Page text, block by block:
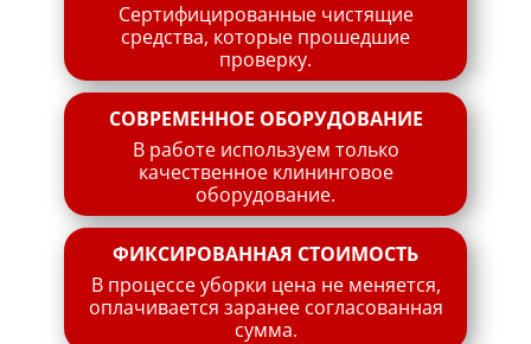
Сертифицированные чистящие
средства, которые прошедшие
проверку.
СОВРЕМЕННОЕ ОБОРУДОВАНИЕ
В работе используем только
качественное клининговое
оборудование.
ФИКСИРОВАННАЯ СТОИМОСТЬ
В процессе уборки цена не меняется,
оплачивается заранее согласованная
сумма.